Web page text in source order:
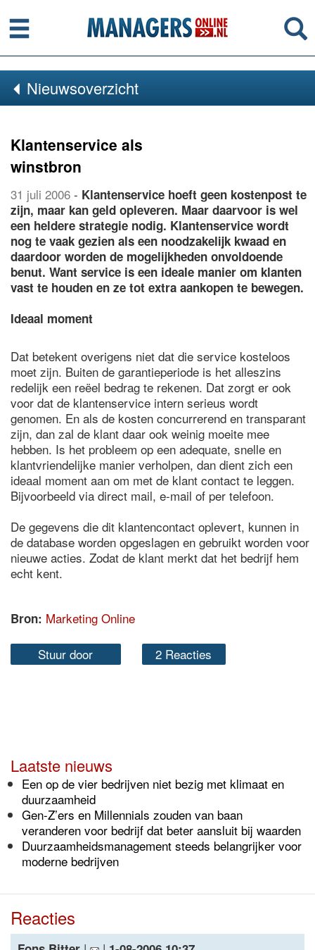
Menu
Nieuwsoverzicht
Klantenservice als
winstbron
31 juli 2006 - Klantenservice hoeft geen kostenpost te
zijn, maar kan geld opleveren. Maar daarvoor is wel
een heldere strategie nodig. Klantenservice wordt
nog te vaak gezien als een noodzakelijk kwaad en
daardoor worden de mogelijkheden onvoldoende
benut. Want service is een ideale manier om klanten
vast te houden en ze tot extra aankopen te bewegen.
Ideaal moment
Dat betekent overigens niet dat die service kosteloos
moet zijn. Buiten de garantieperiode is het alleszins
redelijk een reëel bedrag te rekenen. Dat zorgt er ook
voor dat de klantenservice intern serieus wordt
genomen. En als de kosten concurrerend en transparant
zijn, dan zal de klant daar ook weinig moeite mee
hebben. Is het probleem op een adequate, snelle en
klantvriendelijke manier verholpen, dan dient zich een
ideaal moment aan om met de klant contact te leggen.
Bijvoorbeeld via direct mail, e-mail of per telefoon.
De gegevens die dit klantencontact oplevert, kunnen in
de database worden opgeslagen en gebruikt worden voor
nieuwe acties. Zodat de klant merkt dat het bedrijf hem
echt kent.
Bron: Marketing Online
Stuur door 2 Reacties
Laatste nieuws
Een op de vier bedrijven niet bezig met klimaat en
duurzaamheid
Gen-Z’ers en Millennials zouden van baan
veranderen voor bedrijf dat beter aansluit bij waarden
Duurzaamheidsmanagement steeds belangrijker voor
moderne bedrijven
Reacties